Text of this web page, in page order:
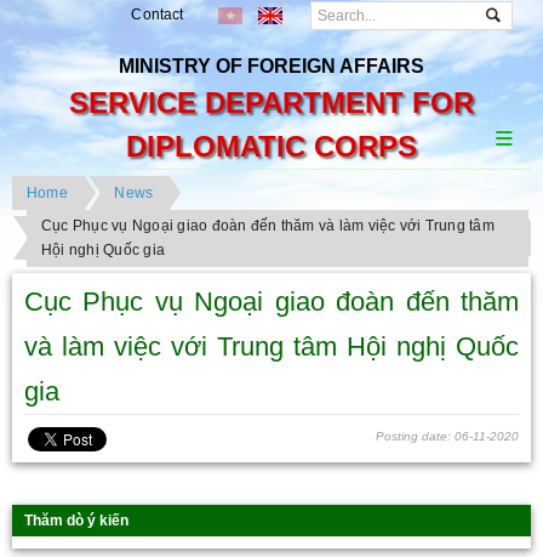
Contact
MINISTRY OF FOREIGN AFFAIRS
SERVICE DEPARTMENT FOR
DIPLOMATIC CORPS
Home
News
Cục Phục vụ Ngoại giao đoàn đến thăm và làm việc với Trung tâm
Hội nghị Quốc gia
Cục Phục vụ Ngoại giao đoàn đến thăm
và làm việc với Trung tâm Hội nghị Quốc
gia
Posting date: 06-11-2020
Thăm dò ý kiến